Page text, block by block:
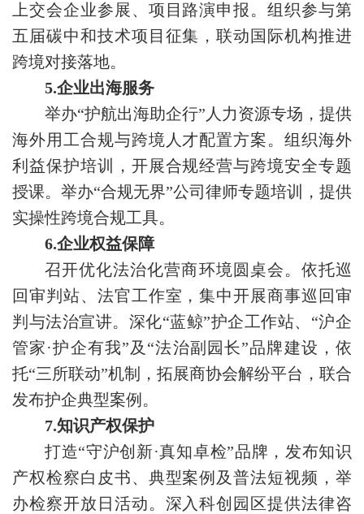
上交会企业参展、项目路演申报。组织参与第
五届碳中和技术项目征集，联动国际机构推进
跨境对接落地。
5.企业出海服务
举办“护航出海助企行”人力资源专场，提供
海外用工合规与跨境人才配置方案。组织海外
利益保护培训，开展合规经营与跨境安全专题
授课。举办“合规无界”公司律师专题培训，提供
实操性跨境合规工具。
6.企业权益保障
召开优化法治化营商环境圆桌会。依托巡
回审判站、法官工作室，集中开展商事巡回审
判与法治宣讲。深化“蓝鲸”护企工作站、“沪企
管家·护企有我”及“法治副园长”品牌建设，依
托“三所联动”机制，拓展商协会解纷平台，联合
发布护企典型案例。
7.知识产权保护
打造“守沪创新·真知卓检”品牌，发布知识
产权检察白皮书、典型案例及普法短视频，举
办检察开放日活动。深入科创园区提供法律咨